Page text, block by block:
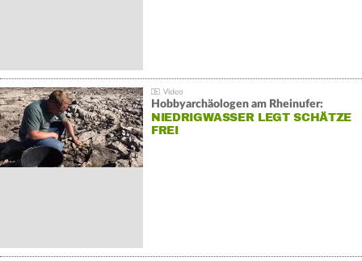
Hobbyarchäologen am Rheinufer:
NIEDRIGWASSER LEGT SCHÄTZE
FREI